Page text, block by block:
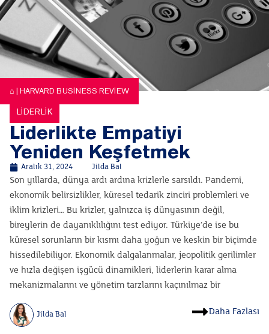
⌂ | HARVARD BUSINESS REVIEW
LIDERLIK
Liderlikte Empatiyi
Yeniden Keşfetmek
Aralık 31, 2024 Jilda Bal
Son yıllarda, dünya ardı ardına krizlerle sarsıldı. Pandemi,
ekonomik belirsizlikler, küresel tedarik zinciri problemleri ve
iklim krizleri… Bu krizler, yalnızca iş dünyasının değil,
bireylerin de dayanıklılığını test ediyor. Türkiye’de ise bu
küresel sorunların bir kısmı daha yoğun ve keskin bir biçimde
hissedilebiliyor. Ekonomik dalgalanmalar, jeopolitik gerilimler
ve hızla değişen işgücü dinamikleri, liderlerin karar alma
mekanizmalarını ve yönetim tarzlarını kaçınılmaz bir
Jilda Bal Daha Fazlası